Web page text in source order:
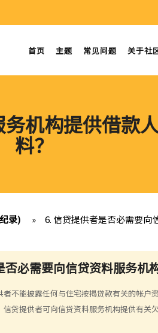
首页 主题 常见问题 关于社
机构提供借款
料？
录) » 6. 信贷提供者是否必需要向
否必需要向信贷资料服务机
者不能披露任何与住宅按揭贷款有关的帐户
信贷提供者可向信贷资料服务机构提供有关